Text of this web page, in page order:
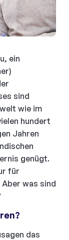
ein
sind
wie im
hundert
Jahren
genügt.
für
was sind
das